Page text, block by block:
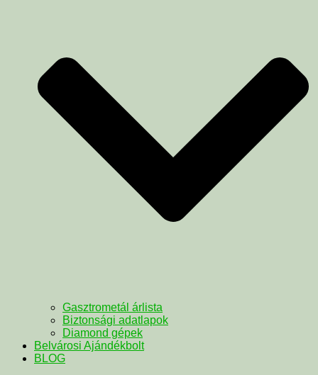
Gasztrometál árlista
Biztonsági adatlapok
Diamond gépek
Belvárosi Ajándékbolt
BLOG